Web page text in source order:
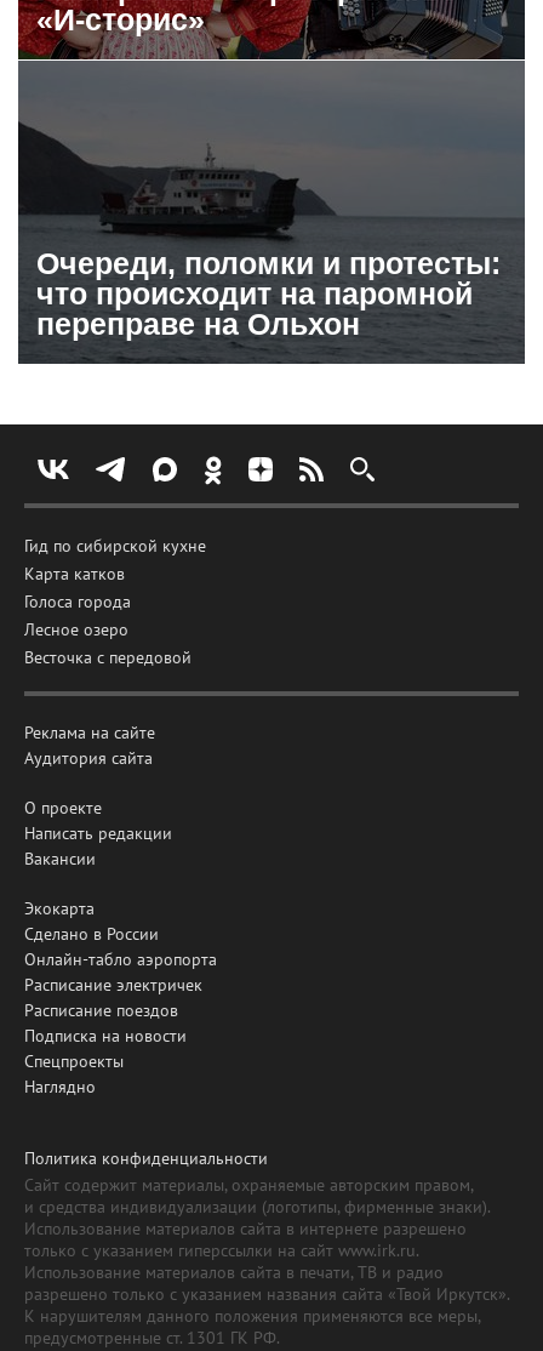
«И-сторис»
Очереди, поломки и протесты:
что происходит на паромной
переправе на Ольхон
Гид по сибирской кухне
Карта катков
Голоса города
Лесное озеро
Весточка с передовой
Реклама на сайте
Аудитория сайта
О проекте
Написать редакции
Вакансии
Экокарта
Сделано в России
Онлайн-табло аэропорта
Расписание электричек
Расписание поездов
Подписка на новости
Спецпроекты
Наглядно
Политика конфиденциальности
Сайт содержит материалы, охраняемые авторским правом,
и средства индивидуализации (логотипы, фирменные знаки).
Использование материалов сайта в интернете разрешено
только с указанием гиперссылки на сайт www.irk.ru.
Использование материалов сайта в печати, ТВ и радио
разрешено только с указанием названия сайта «Твой Иркутск».
К нарушителям данного положения применяются все меры,
предусмотренные ст. 1301 ГК РФ.